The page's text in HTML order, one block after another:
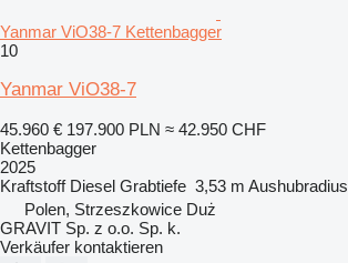
Yanmar ViO38-7 Kettenbagger
10
Yanmar ViO38-7
45.960 € 197.900 PLN ≈ 42.950 CHF
Kettenbagger
2025
Kraftstoff Diesel Grabtiefe 3,53 m Aushubradius
Polen, Strzeszkowice Duż
GRAVIT Sp. z o.o. Sp. k.
Verkäufer kontaktieren